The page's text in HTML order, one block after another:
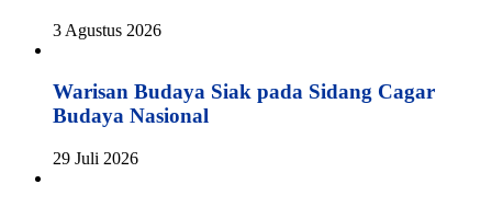
3 Agustus 2026
Warisan Budaya Siak pada Sidang Cagar
Budaya Nasional
29 Juli 2026